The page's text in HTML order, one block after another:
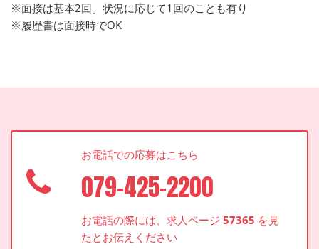
※面接は基本2回。状況に応じて1回のことも有り
※履歴書は面接時でOK
お電話での応募はこちら
079-425-2200
お電話の際には、求人ページ57365 を見
たとお伝えください